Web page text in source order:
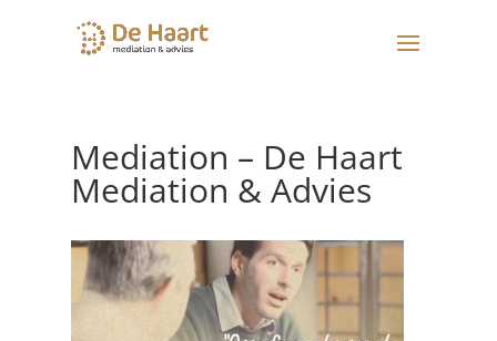
Mediation – De Haart
Mediation & Advies